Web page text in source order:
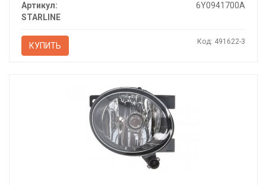
Артикул:
6Y0941700A
STARLINE
КУПИТЬ Код: 491622-3